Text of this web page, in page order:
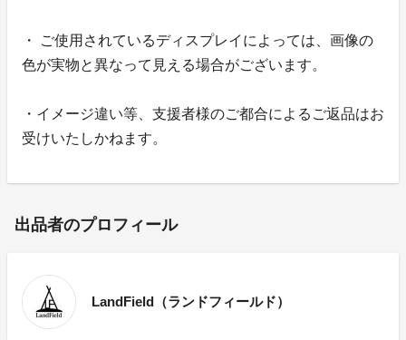
・ ご使用されているディスプレイによっては、画像の
色が実物と異なって見える場合がございます。
・イメージ違い等、支援者様のご都合によるご返品はお
受けいたしかねます。
出品者のプロフィール
LandField（ランドフィールド）